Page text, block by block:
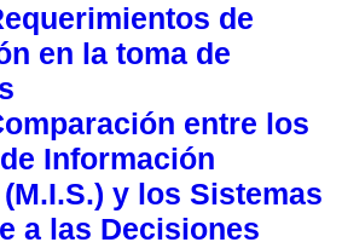
de
en la toma de
entre los
Información
y los Sistemas
a las Decisiones